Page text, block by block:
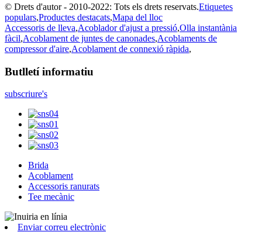
© Drets d'autor - 2010-2022: Tots els drets reservats.Etiquetes
populars,Productes destacats,Mapa del lloc
Accessoris de lleva,Acoblador d'ajust a pressió,Olla instantània
fàcil,Acoblament de juntes de canonades,Acoblaments de
compressor d'aire,Acoblament de connexió ràpida,
Butlletí informatiu
subscriure's
Brida
Acoblament
Accessoris ranurats
Tee mecànic
Enviar correu electrònic